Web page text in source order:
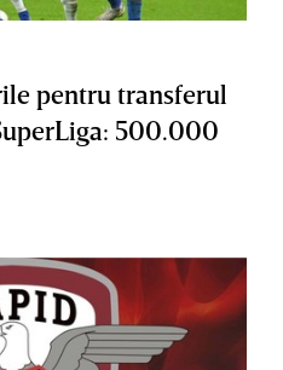
pentru transferul
500.000